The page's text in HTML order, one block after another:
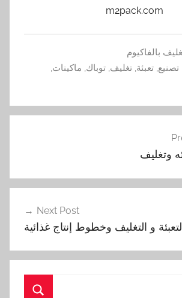
m2pack.com
تصنيع,تعبئة,تغليف,توباك, ماكينات,
وتغليف
Next Post
و التغليف وخطوط إنتاج غذائية